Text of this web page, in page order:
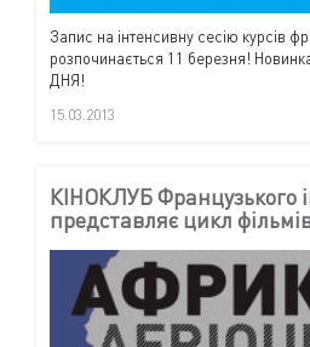
Запис на інтенсивну сесію курсів
розпочинається 11 березня!
ДНЯ!
15.03.2013
КІНОКЛУБ Французького
представляє цикл